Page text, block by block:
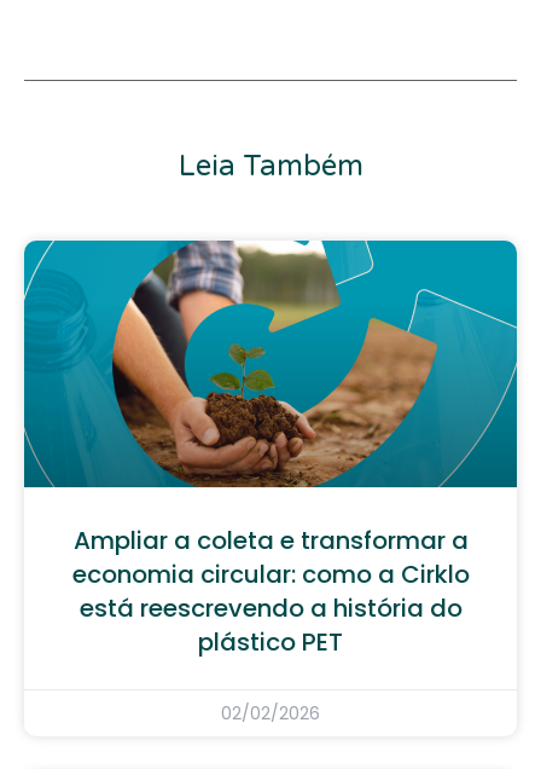
Leia Também
Ampliar a coleta e transformar a
economia circular: como a Cirklo
está reescrevendo a história do
plástico PET
02/02/2026